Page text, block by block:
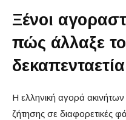
Ξένοι
πώς άλλαξε
δεκαπενταετία
Η ελληνική αγορά
ζήτησης σε διαφορετικές